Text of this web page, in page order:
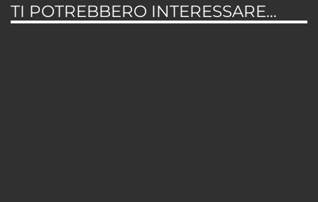
TI POTREBBERO INTERESSARE...